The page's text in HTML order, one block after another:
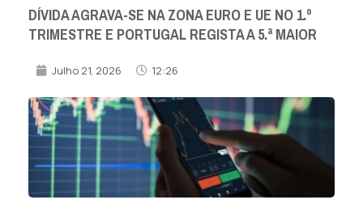
DÍVIDA AGRAVA-SE NA ZONA EURO E UE NO 1.º
TRIMESTRE E PORTUGAL REGISTA A 5.ª MAIOR
Julho 21, 2026 12:26